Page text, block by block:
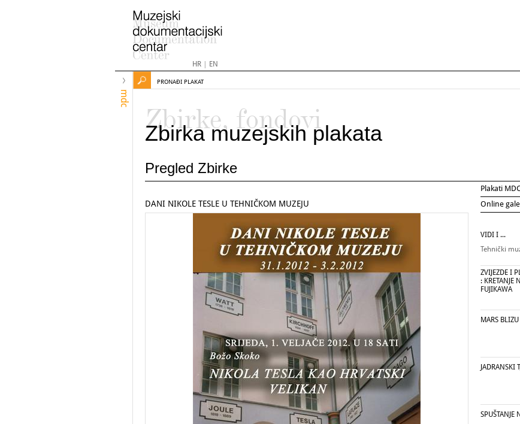
HR| EN
mdc
PRONAĐI PLAKAT
Zbirke, fondovi
Zbirka muzejskih plakata
Pregled Zbirke
Plakati
Online
DANI NIKOLE TESLE U TEHNIČKOM MUZEJU
VIDI I ...
Tehnički
ZVIJEZDE I
: KRETANJE
FUJIKAWA
MARS BLIZU
JADRANSKI
SPUŠTANJE